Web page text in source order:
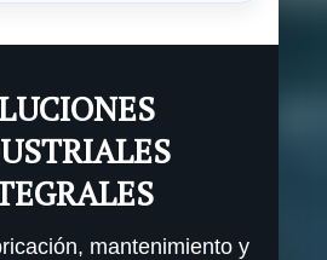
mantenimiento y